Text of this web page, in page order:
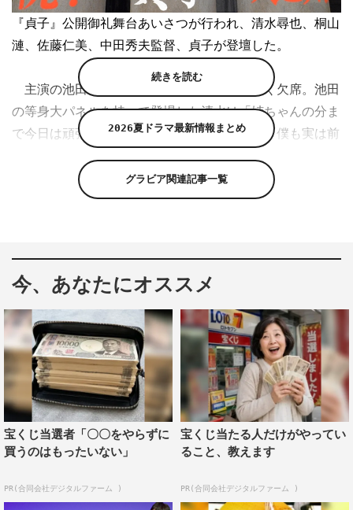
『貞子』公開御礼舞台あいさつが行われ、清水尋也、桐山
漣、佐藤仁美、中田秀夫監督、貞子が登壇した。
主演の池田エライザは、風疹によりやむなく欠席。池田
の等身大パネルを持って登場した清水は「姉ちゃんの分ま
で今日は頑張ります！」とコメント。桐山は「僕も実は前
さんの気持ち分かります」と。佐藤も「みんなエラちゃん
パネルだと思ってるかもしれないけど、私はパネルじゃな
中田監督は「今日は朝早くから本当にご来場をありがと
うございます。遠方からいらした方もいるそうで感嘆して
おります。映画は楽しんでいただけましたでしょうか。舞
台あいさつも楽しんでください」と会場へ集まった観客に
あいさつした。
ここで池田からの手紙がMCにより代読された。
劇場に来てくださっている皆様、秋川茉優を演じさせてい
ただきました。池田エライザです。
ず、心から申し訳なく思っております。
続きを読む
2026夏ドラマ最新情報まとめ
グラビア関連記事一覧
今、あなたにオススメ
宝くじ当選者「〇〇をやらずに
買うのはもったいない」
PR(合同会社デジタルファーム )
宝くじ当たる人だけがやってい
ること、教えます
PR(合同会社デジタルファーム )